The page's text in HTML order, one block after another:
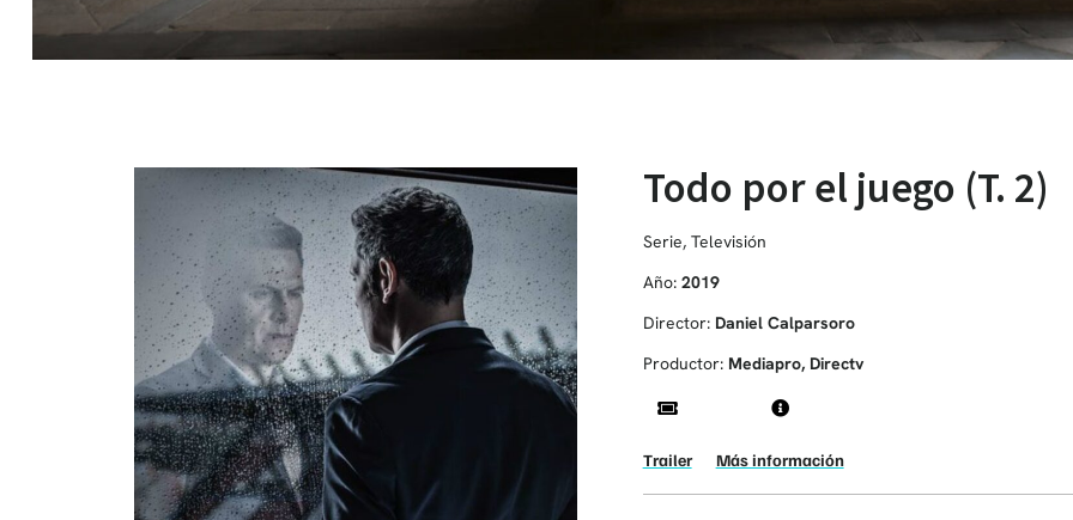
Todo por el juego (T. 2)
Serie, Televisión
Año: 2019
Director: Daniel Calparsoro
Productor: Mediapro, Directv
Trailer Más información